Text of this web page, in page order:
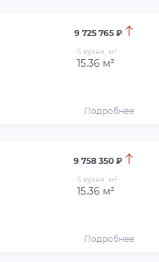
9 725 765 ₽
S кухни, м²
15.36 м²
Подробнее
9 758 350 ₽
S кухни, м²
15.36 м²
Подробнее